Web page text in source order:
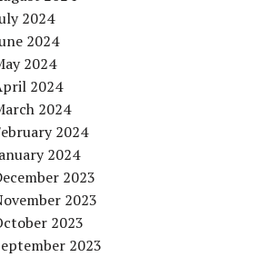
2024
2024
2024
2024
2024
2024
2024
2023
2023
2023
2023